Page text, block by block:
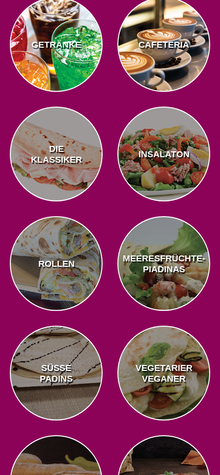
GETRÄNKE CAFETERIA
DIE
KLASSIKER
INSALATON
ROLLEN
MEERESFRÜCHTE-
PIADINAS
SÜSSE
PADINS
VEGETARIER
VEGANER